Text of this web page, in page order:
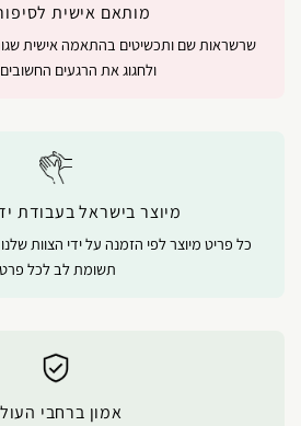
מותאם אישית
שרשראות שם ותכשיטים בהתאמה אישית
ולחגוג את הרגעים
מיוצר בישראל בעבודת
כל פריט מיוצר לפי הזמנה על ידי הצוות
תשומת לב לכל
אמון ברחבי